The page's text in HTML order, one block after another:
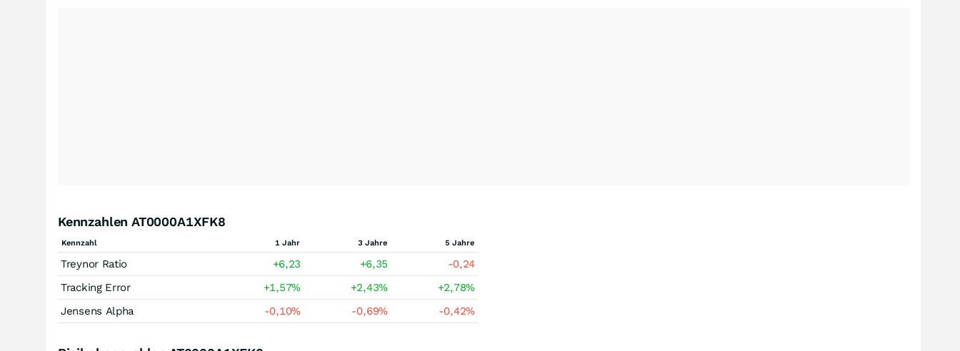
Kennzahlen AT0000A1XFK8
Kennzahl 1 Jahr 3 Jahre 5 Jahre
Treynor Ratio +6,23 +6,35
-0,24
Tracking Error
+1,57% +2,43% +2,78%
Jensens Alpha
-0,10% -0,69% -0,42%